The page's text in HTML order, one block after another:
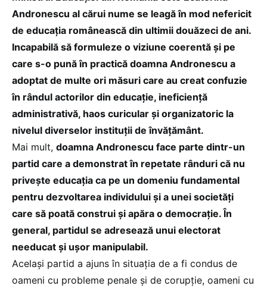
Andronescu al cărui nume se leagă în mod nefericit
de educația românească din ultimii douăzeci de ani.
Incapabilă să formuleze o viziune coerentă și pe
care s-o pună în practică doamna Andronescu a
adoptat de multe ori măsuri care au creat confuzie
în rândul actorilor din educație, ineficiență
administrativă, haos curicular și organizatoric la
nivelul diverselor instituții de învățământ.
Mai mult, doamna Andronescu face parte dintr-un
partid care a demonstrat în repetate rânduri că nu
privește educația ca pe un domeniu fundamental
pentru dezvoltarea individului și a unei societăți
care să poată construi și apăra o democrație. În
general, partidul se adresează unui electorat
needucat și ușor manipulabil.
Același partid a ajuns în situația de a fi condus de
oameni cu probleme penale și de corupție, oameni cu